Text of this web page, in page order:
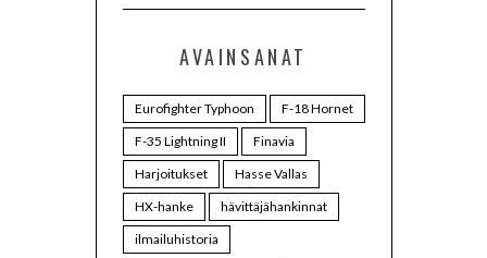
AVAINSANAT
Eurofighter Typhoon
F-18 Hornet
F-35 Lightning II
Finavia
Harjoitukset
Hasse Vallas
HX-hanke
hävittäjähankinnat
ilmailuhistoria